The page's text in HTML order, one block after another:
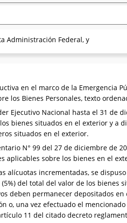
Administración Federal, y
en el marco de la Emergencia
los Bienes Personales, texto
Ejecutivo Nacional hasta el 31 de
bienes situados en el exterior y a
situados en el exterior.
N° 99 del 27 de diciembre de
aplicables sobre los bienes en el
alícuotas incrementadas, se
del total del valor de los bienes
deben permanecer depositados
una vez efectuado el
11 del citado decreto